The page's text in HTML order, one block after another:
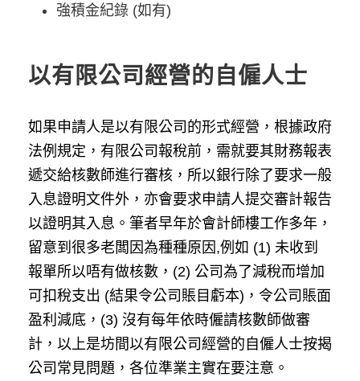
強積金紀錄 (如有)
以有限公司經營的自僱人士
如果申請人是以有限公司的形式經營，根據政府
法例規定，有限公司報稅前，需就要其財務報表
遞交給核數師進行審核，所以銀行除了要求一般
入息證明文件外，亦會要求申請人提交審計報告
以證明其入息。筆者早年於會計師樓工作多年，
留意到很多老闆因為種種原因,例如 (1) 未收到
報單所以唔有做核數，(2) 公司為了減稅而增加
可扣稅支出 (結果令公司賬目虧本)，令公司賬面
盈利減底，(3) 沒有每年依時僱請核數師做審
計，以上是坊間以有限公司經營的自僱人士按揭
公司常見問題，各位準業主實在要注意。